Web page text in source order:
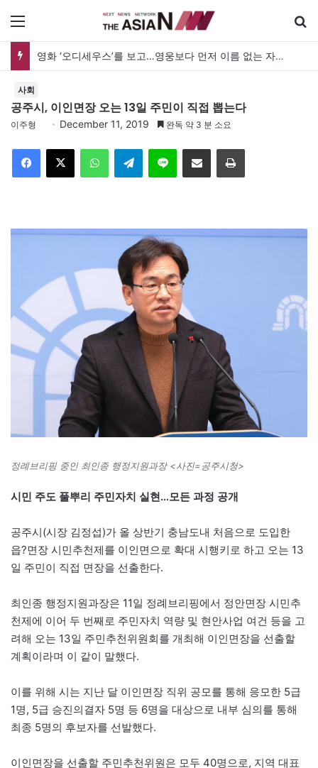
영화 ‘오디세우스’를 보고…영웅보다 먼저 이름 없는 자의 목소리를 듣다
사회
공주시, 이인면장 오는 13일 주민이 직접 뽑는다
이주형 December 11, 2019 완독 약 3 분 소요
Telegram 이메일
정례브리핑 중인 최인종 행정지원과장 <사진=공주시청>
시민 주도 풀뿌리 주민자치 실현…모든 과정 공개
공주시(시장 김정섭)가 올 상반기 충남도내 처음으로 도입한
읍?면장 시민추천제를 이인면으로 확대 시행키로 하고 오는 13
일 주민이 직접 면장을 선출한다.
최인종 행정지원과장은 11일 정례브리핑에서 정안면장 시민추
천제에 이어 두 번째로 주민자치 역량 및 현안사업 여건 등을 고
려해 오는 13일 주민추천위원회를 개최해 이인면장을 선출할
계획이라며 이 같이 말했다.
이를 위해 시는 지난 달 이인면장 직위 공모를 통해 응모한 5급
1명, 5급 승진의결자 5명 등 6명을 대상으로 내부 심의를 통해
최종 5명의 후보자를 선발했다.
이인면장을 선출할 주민추천위원은 모두 40명으로, 지역 대표